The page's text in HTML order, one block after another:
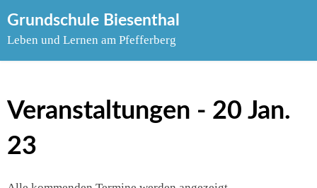
to
Grundschule Biesenthal
Leben und Lernen am Pfefferberg
Veranstaltungen - 20 Jan.
23